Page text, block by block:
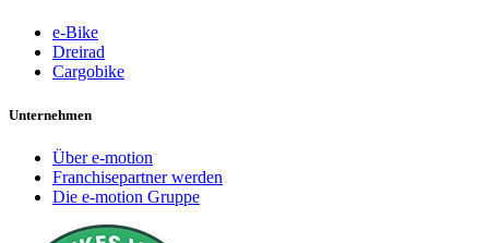
e-Bike
Dreirad
Cargobike
Unternehmen
Über e-motion
Franchisepartner werden
Die e-motion Gruppe